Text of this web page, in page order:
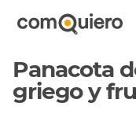
Panacota
griego y